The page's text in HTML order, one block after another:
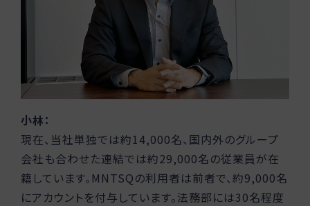
小林：
現在、当社単独では約14,000名、国内外のグループ
会社も合わせた連結では約29,000名の従業員が在
籍しています。MNTSQの利用者は前者で、約9,000名
にアカウントを付与しています。法務部には30名程度